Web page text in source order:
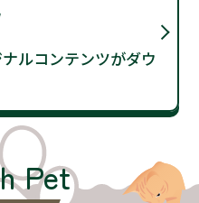
ルコンテンツがダウ
Pet